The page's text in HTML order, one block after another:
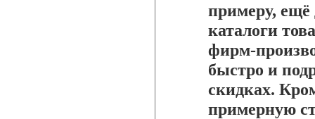
примеру, ещё
каталоги
фирм-
быстро и
скидках.
примерную